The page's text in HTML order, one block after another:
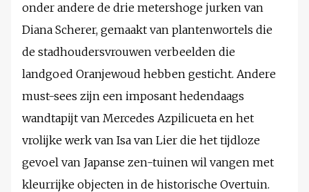
onder andere de drie metershoge jurken van
Diana Scherer, gemaakt van plantenwortels die
de stadhoudersvrouwen verbeelden die
landgoed Oranjewoud hebben gesticht. Andere
must-sees zijn een imposant hedendaags
wandtapijt van Mercedes Azpilicueta en het
vrolijke werk van Isa van Lier die het tijdloze
gevoel van Japanse zen-tuinen wil vangen met
kleurrijke objecten in de historische Overtuin.